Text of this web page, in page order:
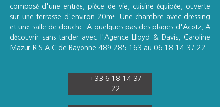
composé d'une entrée, pièce de vie, cuisine équipée, ouverte
sur une terrasse d'environ 20m². Une chambre avec dressing
et une salle de douche. A quelques pas des plages d'Acotz, A
découvrir sans tarder avec l'Agence Llloyd & Davis, Caroline
Mazur R.S.A.C de Bayonne 489 285 163 au 06.18.14.37.22
+33 6 18 14 37
22